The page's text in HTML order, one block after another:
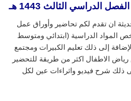
الدراسي الثالث 1443 هـ
ان تقدم لكم تحاضير وأوراق عمل
المواد الدراسية (ابتدائي ومتوسط
إلى ذلك تعليم الكبيرات ومجتمع
رياض الاطفال اكثر من طريقة للتحضير
ذلك شرح فيديو واثراءات عين لكل